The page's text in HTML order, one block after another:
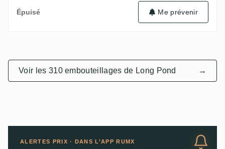
Épuisé Me prévenir
Voir les 310 embouteillages de Long Pond →
ALERTES PRIX · DANS L’APP RUMX